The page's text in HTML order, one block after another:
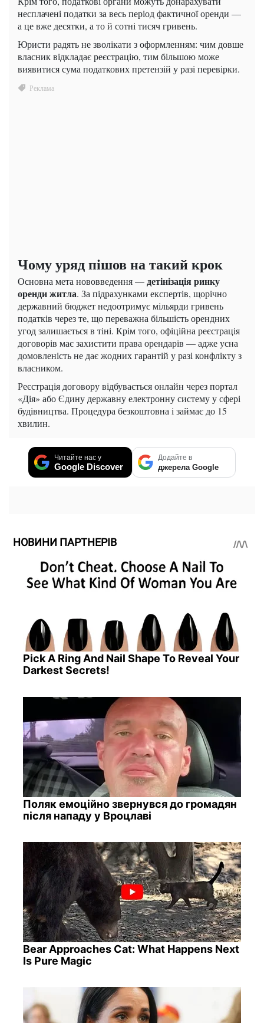
несплачені податки за весь період фактичної оренди —
а це вже десятки, а то й сотні тисяч гривень.
Юристи радять не зволікати з оформленням: чим довше
власник відкладає реєстрацію, тим більшою може
виявитися сума податкових претензій у разі перевірки.
Чому уряд пішов на такий крок
Основна мета нововведення —детінізація ринку
оренди житла. За підрахунками експертів, щорічно
державний бюджет недоотримує мільярди гривень
податків через те, що переважна більшість орендних
угод залишається в тіні. Крім того, офіційна реєстрація
договорів має захистити права орендарів — адже усна
домовленість не дає жодних гарантій у разі конфлікту з
власником.
Реєстрація договору відбувається онлайн через портал
«Дія» або Єдину державну електронну систему у сфері
будівництва. Процедура безкоштовна і займає до 15
хвилин.
Читайте нас у
Google Discover
Додайте в
джерела Google
НОВИНИ ПАРТНЕРІВ
Pick A Ring And Nail Shape To Reveal Your
Darkest Secrets!
Поляк емоційно звернувся до громадян
після нападу у Вроцлаві
Bear Approaches Cat: What Happens Next
Is Pure Magic